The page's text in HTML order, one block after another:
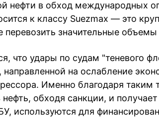
нефти в обход международных
к классу Suezmax — это
перевозить значительные
что удары по судам "теневого
направленной на ослабление
Именно благодаря таким
нефть, обходя санкции, и
используются для